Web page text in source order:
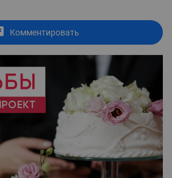
Комментировать